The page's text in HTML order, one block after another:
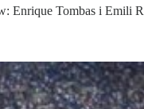
Enrique Tombas i Emili